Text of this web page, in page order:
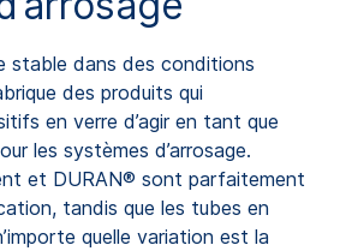
stable dans des conditions
des produits qui
en verre d’agir en tant que
les systèmes d’arrosage.
et DURAN® sont parfaitement
tandis que les tubes en
quelle variation est la